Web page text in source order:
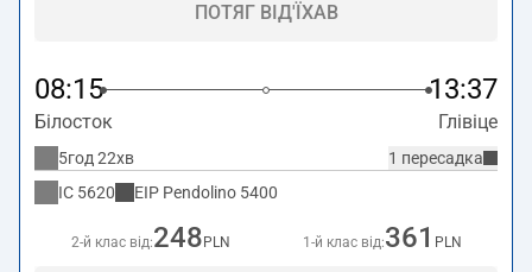
ПОТЯГ ВІД'ЇХАВ
08:15 13:37
Білосток Глівіце
1 пересадка
5год 22хв
IC 5620 EIP Pendolino 5400
2-й клас від:248 PLN 1-й клас від:361 PLN